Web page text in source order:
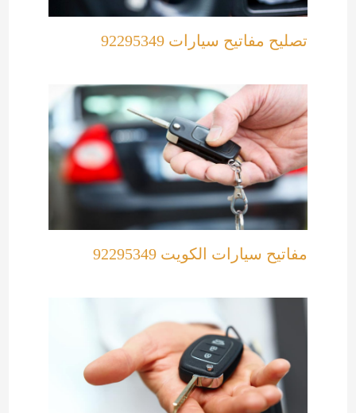
تصليح مفاتيح سيارات 92295349
مفاتيح سيارات الكويت 92295349